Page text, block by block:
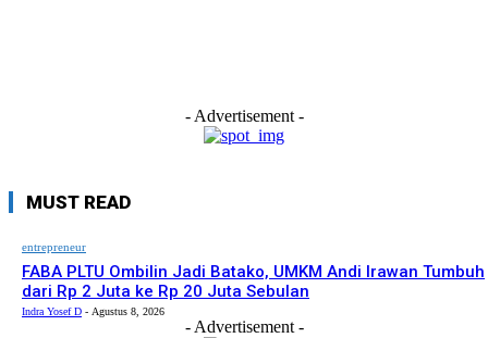
- Advertisement -
MUST READ
entrepreneur
FABA PLTU Ombilin Jadi Batako, UMKM Andi Irawan Tumbuh
dari Rp 2 Juta ke Rp 20 Juta Sebulan
Indra Yosef D - Agustus 8, 2026
- Advertisement -